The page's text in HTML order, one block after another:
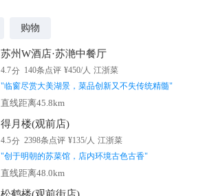
购物
苏州W酒店·苏滟中餐厅
4.7分 140条点评 ¥450/人 江浙菜
"临窗尽赏大美湖景，菜品创新又不失传统精髓"
直线距离45.8km
得月楼(观前店)
4.5分 2398条点评 ¥135/人 江浙菜
"创于明朝的苏菜馆，店内环境古色古香"
直线距离48.0km